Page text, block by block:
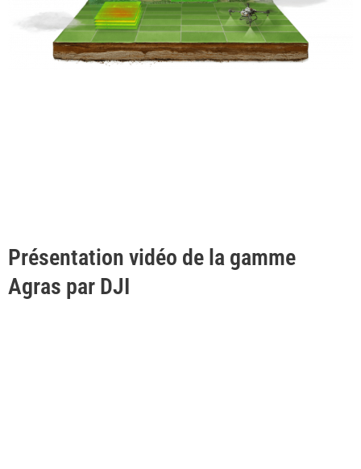
Présentation vidéo de la gamme
Agras par DJI